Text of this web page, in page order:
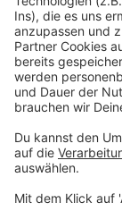
Koordinator
Münster, und
man in
Investoren
Anzeige
Zehn